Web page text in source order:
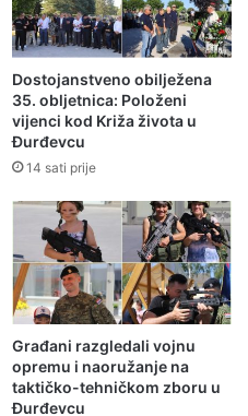
Dostojanstveno obilježena
35. obljetnica: Položeni
vijenci kod Križa života u
Đurđevcu
14 sati prije
Građani razgledali vojnu
opremu i naoružanje na
taktičko-tehničkom zboru u
Đurđevcu